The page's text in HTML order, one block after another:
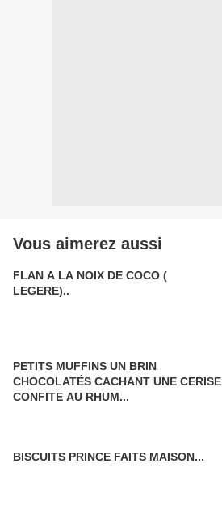
Vous aimerez aussi
FLAN A LA NOIX DE COCO (
LEGERE)..
PETITS MUFFINS UN BRIN
CHOCOLATÉS CACHANT UNE CERISE
CONFITE AU RHUM...
BISCUITS PRINCE FAITS MAISON...